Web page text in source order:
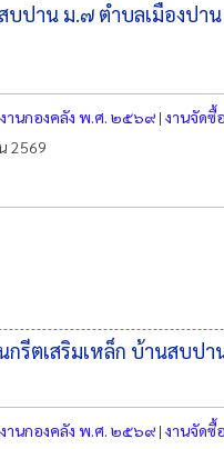
ปาน ม.๗ ตําบลเมืองป
งานกองคลัง พ.ศ. ๒๕๖๙| งานจัดซื้
2569
ตเสริมเหล็ก บ้านสบป
งานกองคลัง พ.ศ. ๒๕๖๙| งานจัดซื้